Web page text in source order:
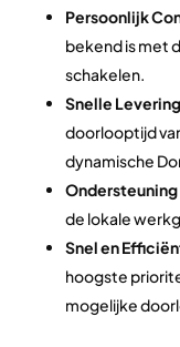
Persoonlijk
bekend is met
schakelen.
Snelle
doorlooptijd
dynamische
Ondersteuning
de lokale
Snel en
hoogste
mogelijke